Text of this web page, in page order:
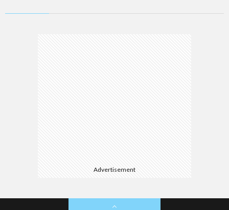
Advertisement